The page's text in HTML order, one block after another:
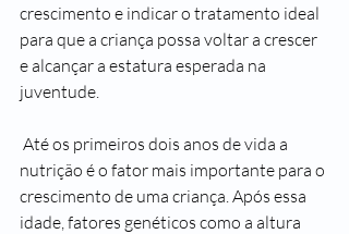
crescimento e indicar o tratamento ideal
para que a criança possa voltar a crescer
e alcançar a estatura esperada na
juventude.
nutrição é o fator mais importante para o
crescimento de uma criança. Após essa
idade, fatores genéticos como a altura